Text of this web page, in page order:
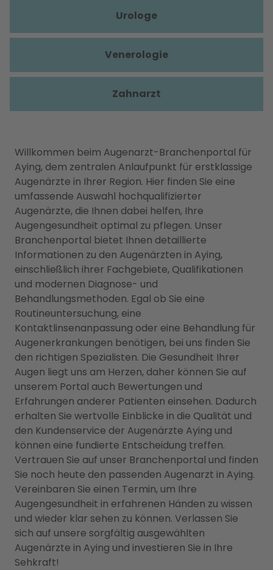
Willkommen beim Augenarzt-Branchenportal für
Aying, dem zentralen Anlaufpunkt für erstklassige
Augenärzte in Ihrer Region. Hier finden Sie eine
umfassende Auswahl hochqualifizierter
Augenärzte, die Ihnen dabei helfen, Ihre
Augengesundheit optimal zu pflegen. Unser
Branchenportal bietet Ihnen detaillierte
Informationen zu den Augenärzten in Aying,
einschließlich ihrer Fachgebiete, Qualifikationen
und modernen Diagnose- und
Behandlungsmethoden. Egal ob Sie eine
Routineuntersuchung, eine
Kontaktlinsenanpassung oder eine Behandlung für
Augenerkrankungen benötigen, bei uns finden Sie
den richtigen Spezialisten. Die Gesundheit Ihrer
Augen liegt uns am Herzen, daher können Sie auf
unserem Portal auch Bewertungen und
Erfahrungen anderer Patienten einsehen. Dadurch
erhalten Sie wertvolle Einblicke in die Qualität und
den Kundenservice der Augenärzte Aying und
können eine fundierte Entscheidung treffen.
Vertrauen Sie auf unser Branchenportal und finden
Sie noch heute den passenden Augenarzt in Aying.
Vereinbaren Sie einen Termin, um Ihre
Augengesundheit in erfahrenen Händen zu wissen
und wieder klar sehen zu können. Verlassen Sie
sich auf unsere sorgfältig ausgewählten
Augenärzte in Aying und investieren Sie in Ihre
Sehkraft!
Urologe
Venerologie
Zahnarzt